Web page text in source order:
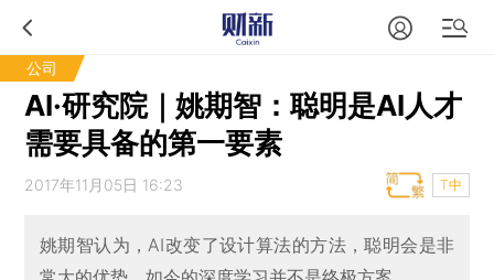
公司
AI·研究院｜姚期智：聪明是AI人才
需要具备的第一要素
2017年11月05日 16:23 T中
姚期智认为，AI改变了设计算法的方法，聪明会是非